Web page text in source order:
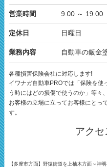
営業時間 9:00 ～ 19:00
定休日 日曜日
業務内容 自動車の鈑金
各種損害保険会社に対応します!
イワナガ自動車PROでは「保険を使
う時にはどの損傷で使うのか」等々、
お客様の立場に立ってお客様にとっ
す。
アク
【多摩市方面】野猿街道を上柚木方面～神